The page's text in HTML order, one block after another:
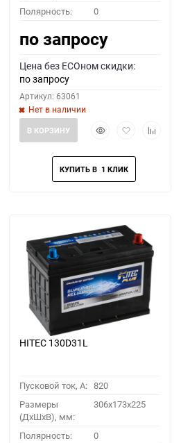
Полярность: 0
по запросу
Цена без ECOном скидки:
по запросу
Артикул: 63061
Нет в наличии
БыстрыйДобавить
избранное
Добавить
В КОРЗИНУ
HITEC 130D31L
Пусковой ток, A: 820
Размеры
(ДхШхВ), мм:
306x173x225
Полярность: 0